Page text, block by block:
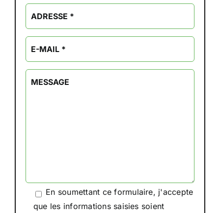
En soumettant ce formulaire, j'accepte
que les informations saisies soient